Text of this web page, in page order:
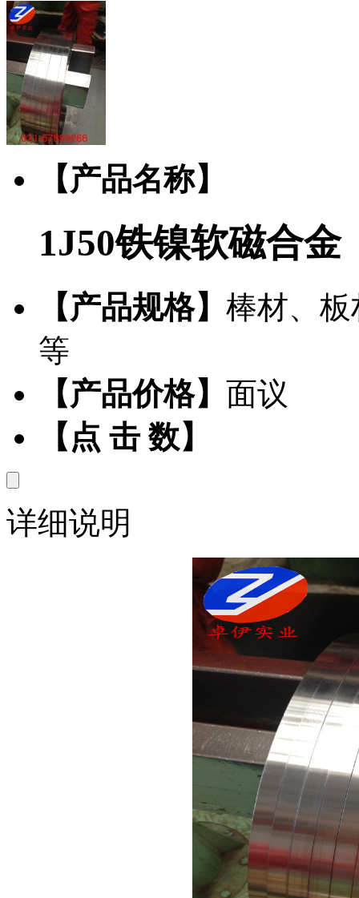
【产品名称】
1J50铁镍软磁合金
【产品规格】 棒材、
等
【产品价格】 面议
【点 击 数】
详细说明